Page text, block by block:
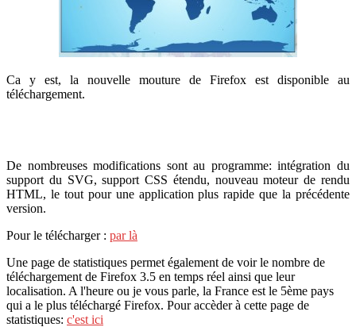
Ca y est, la nouvelle mouture de Firefox est disponible au
téléchargement.
De nombreuses modifications sont au programme: intégration du
support du SVG, support CSS étendu, nouveau moteur de rendu
HTML, le tout pour une application plus rapide que la précédente
version.
Pour le télécharger : par là
Une page de statistiques permet également de voir le nombre de
téléchargement de Firefox 3.5 en temps réel ainsi que leur
localisation. A l'heure ou je vous parle, la France est le 5ème pays
qui a le plus téléchargé Firefox. Pour accèder à cette page de
statistiques: c'est ici